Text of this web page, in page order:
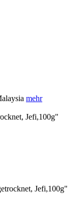
mehr
Jefi,100g"
Jefi,100g"